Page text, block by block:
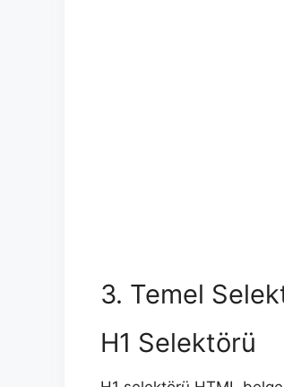
3. Temel
H1 Selektörü